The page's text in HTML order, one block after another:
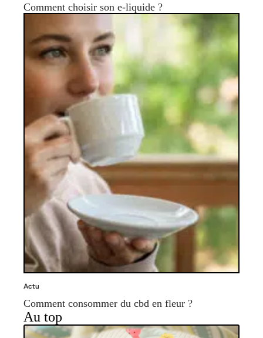
Comment choisir son e-liquide ?
Actu
Comment consommer du cbd en fleur ?
Au top